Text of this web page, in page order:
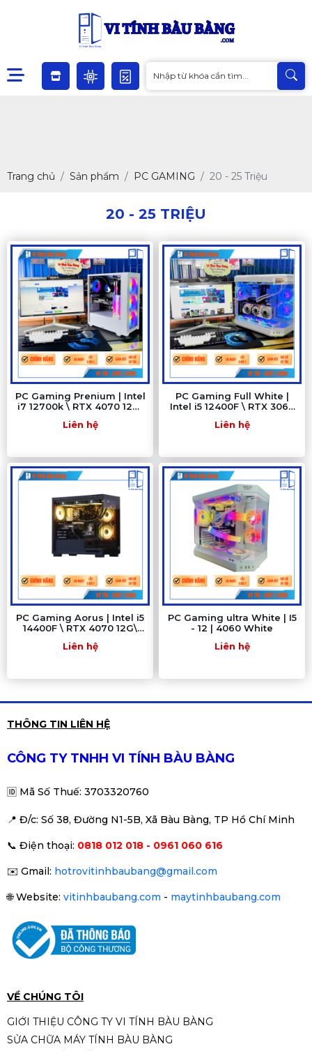
Trang chủ Sản phẩm PC GAMING 20 - 25 Triệu
20 - 25 TRIỆU
PC Gaming Prenium | Intel
i7 12700k \ RTX 4070 12G\
512GB
Liên hệ
PC Gaming Full White |
Intel i5 12400F \ RTX 3060
SSD 512GB
Liên hệ
PC Gaming Aorus | Intel i5
14400F \ RTX 4070 12G\
SSD 500GB
Liên hệ
PC Gaming ultra White | I5
- 12 | 4060 White
Liên hệ
THÔNG TIN LIÊN HỆ
CÔNG TY TNHH VI TÍNH BÀU BÀNG
🆔 Mã Số Thuế: 3703320760
📍 Đ/c: Số 38, Đường N1-5B, Xã Bàu Bàng, TP Hồ Chí Minh
📞 Điện thoại: 0818 012 018 - 0961 060 616
✉️ Gmail: hotrovitinhbaubang@gmail.com
🌐Website: vitinhbaubang.com - maytinhbaubang.com
VỀ CHÚNG TÔI
GIỚI THIỆU CÔNG TY VI TÍNH BÀU BÀNG
SỬA CHỮA MÁY TÍNH BÀU BÀNG